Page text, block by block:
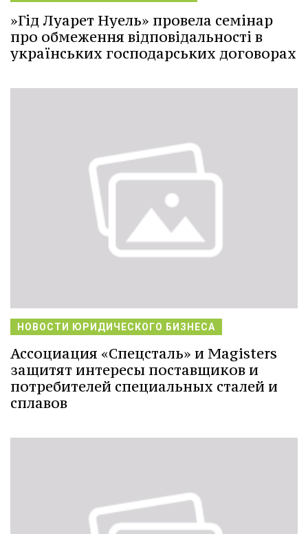
»Гід Луарет Нуель» провела семінар
про обмеження відповідальності в
українських господарських договорах
НОВОСТИ ЮРИДИЧЕСКОГО БИЗНЕСА
Ассоциация «Спецсталь» и Magisters
защитят интересы поставщиков и
потребителей специальных сталей и
сплавов